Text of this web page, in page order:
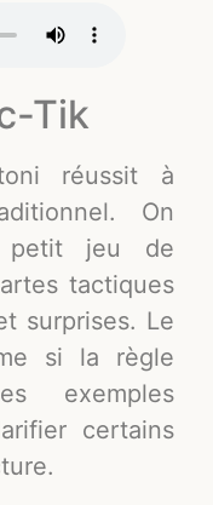
Tik
réussit à
On
petit jeu de
tactiques
surprises. Le
si la règle
exemples
certains